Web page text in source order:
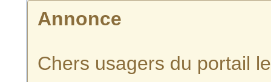
Annonce
Chers usagers du portail